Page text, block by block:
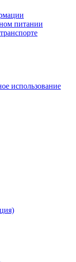
питании
использование